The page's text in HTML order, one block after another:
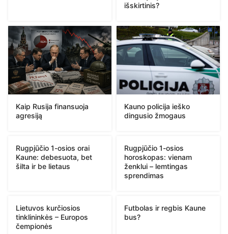
išskirtinis?
Kaip Rusija finansuoja
agresiją
Kauno policija ieško
dingusio žmogaus
Rugpjūčio 1-osios orai
Kaune: debesuota, bet
šilta ir be lietaus
Rugpjūčio 1-osios
horoskopas: vienam
ženklui – lemtingas
sprendimas
Lietuvos kurčiosios
tinklininkės – Europos
čempionės
Futbolas ir regbis Kaune
bus?